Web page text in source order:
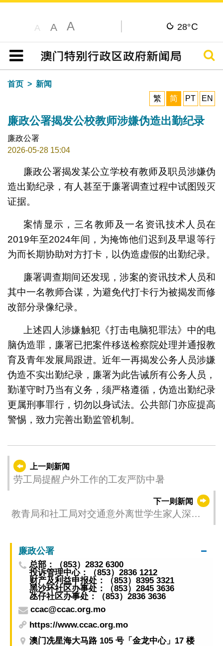
A A A 28°C
目录
搜寻
首页
新闻
繁
简 PT EN
廉政公署揭发公校教师涉嫌伪造出勤纪录
廉政公署
2026-05-28 15:04
廉政公署揭发某公立学校有教师及职员涉嫌伪
造出勤纪录，有人甚至于廉署调查过程中试图毁灭
证据。
案情显示，三名教师及一名资讯技术人员在
2019年至2024年间，为掩饰他们迟到及早退等行
为而长期协助对方打卡，以伪造虚假的出勤纪录。
廉署调查期间还发现，涉案的资讯技术人员和
其中一名教师合谋，为避免代打卡行为被揭发而修
改部分录像纪录。
上述四人涉嫌触犯《打击电脑犯罪法》中的电
脑伪造罪，廉署已把案件移送检察院处理并通报教
育及青年发展局跟进。近年一再揭发公务人员涉嫌
伪造不实出勤纪录，廉署为此告诫所有公务人员，
勤谨守时乃当有义务，须严格遵循，伪造出勤纪录
更属刑事罪行，切勿以身试法。公共部门亦应提高
警惕，致力完善出勤监管机制。
上一则新闻
劳工局提醒户外工作的工友严防中暑
下一则新闻
教青局和社工局对交通意外离世学生家人深切
廉政公署
总部：（853）2832 6300
投诉管理中心：（853）2836 1212
财产及利益申报处：（853）8395 3321
黑沙环社区办事处：（853）2845 3636
氹仔社区办事处：（853）2836 3636
ccac@ccac.org.mo
https://www.ccac.org.mo
澳门冼星海大马路 105 号「金龙中心」17 楼